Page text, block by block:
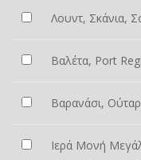
Λουντ, Σκάνια,
Βαλέτα, Port
Βαρανάσι,
Ιερά Μονή